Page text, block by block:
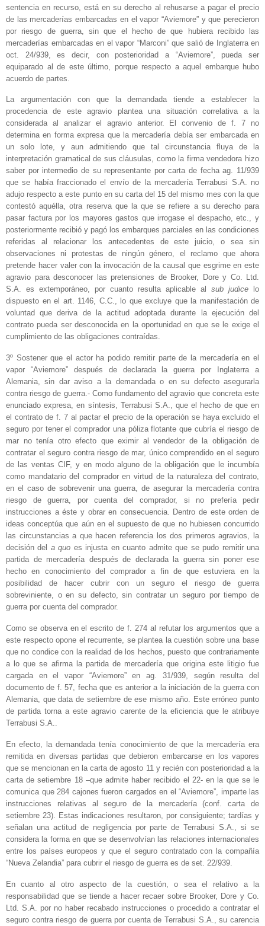
sentencia en recurso, está en su derecho al rehusarse a pagar el precio
de las mercaderías embarcadas en el vapor “Aviemore” y que perecieron
por riesgo de guerra, sin que el hecho de que hubiera recibido las
mercaderías embarcadas en el vapor “Marconi” que salió de Inglaterra en
oct. 24/939, es decir, con posterioridad a “Aviemore”, pueda ser
equiparado al de este último, porque respecto a aquel embarque hubo
acuerdo de partes.
La argumentación con que la demandada tiende a establecer la
procedencia de este agravio plantea una situación correlativa a la
considerada al analizar el agravio anterior. El convenio de f. 7 no
determina en forma expresa que la mercadería debía ser embarcada en
un solo lote, y aun admitiendo que tal circunstancia fluya de la
interpretación gramatical de sus cláusulas, como la firma vendedora hizo
saber por intermedio de su representante por carta de fecha ag. 11/939
que se había fraccionado el envío de la mercadería Terrabusi S.A. no
adujo respecto a este punto en su carta del 15 del mismo mes con la que
contestó aquélla, otra reserva que la que se refiere a su derecho para
pasar factura por los mayores gastos que irrogase el despacho, etc., y
posteriormente recibió y pagó los embarques parciales en las condiciones
referidas al relacionar los antecedentes de este juicio, o sea sin
observaciones ni protestas de ningún género, el reclamo que ahora
pretende hacer valer con la invocación de la causal que esgrime en este
agravio para desconocer las pretensiones de Brooker, Dore y Co. Ltd.
S.A. es extemporáneo, por cuanto resulta aplicable al sub judice lo
dispuesto en el art. 1146, C.C., lo que excluye que la manifestación de
voluntad que deriva de la actitud adoptada durante la ejecución del
contrato pueda ser desconocida en la oportunidad en que se le exige el
cumplimiento de las obligaciones contraídas.
3º Sostener que el actor ha podido remitir parte de la mercadería en el
vapor “Aviemore” después de declarada la guerra por Inglaterra a
Alemania, sin dar aviso a la demandada o en su defecto asegurarla
contra riesgo de guerra.- Como fundamento del agravio que concreta este
enunciado expresa, en síntesis, Terrabusi S.A., que el hecho de que en
el contrato de f. 7 al pactar el precio de la operación se haya excluido el
seguro por tener el comprador una póliza flotante que cubría el riesgo de
mar no tenía otro efecto que eximir al vendedor de la obligación de
contratar el seguro contra riesgo de mar, único comprendido en el seguro
de las ventas CIF, y en modo alguno de la obligación que le incumbía
como mandatario del comprador en virtud de la naturaleza del contrato,
en el caso de sobrevenir una guerra, de asegurar la mercadería contra
riesgo de guerra, por cuenta del comprador, si no prefería pedir
instrucciones a éste y obrar en consecuencia. Dentro de este orden de
ideas conceptúa que aún en el supuesto de que no hubiesen concurrido
las circunstancias a que hacen referencia los dos primeros agravios, la
decisión del a quo es injusta en cuanto admite que se pudo remitir una
partida de mercadería después de declarada la guerra sin poner ese
hecho en conocimiento del comprador a fin de que estuviera en la
posibilidad de hacer cubrir con un seguro el riesgo de guerra
sobreviniente, o en su defecto, sin contratar un seguro por tiempo de
guerra por cuenta del comprador.
Como se observa en el escrito de f. 274 al refutar los argumentos que a
este respecto opone el recurrente, se plantea la cuestión sobre una base
que no condice con la realidad de los hechos, puesto que contrariamente
a lo que se afirma la partida de mercadería que origina este litigio fue
cargada en el vapor “Aviemore” en ag. 31/939, según resulta del
documento de f. 57, fecha que es anterior a la iniciación de la guerra con
Alemania, que data de setiembre de ese mismo año. Este erróneo punto
de partida torna a este agravio carente de la eficiencia que le atribuye
Terrabusi S.A..
En efecto, la demandada tenía conocimiento de que la mercadería era
remitida en diversas partidas que debieron embarcarse en los vapores
que se mencionan en la carta de agosto 11 y recién con posterioridad a la
carta de setiembre 18 –que admite haber recibido el 22- en la que se le
comunica que 284 cajones fueron cargados en el “Aviemore”, imparte las
instrucciones relativas al seguro de la mercadería (conf. carta de
setiembre 23). Estas indicaciones resultaron, por consiguiente; tardías y
señalan una actitud de negligencia por parte de Terrabusi S.A., si se
considera la forma en que se desenvolvían las relaciones internacionales
entre los países europeos y que el seguro contratado con la compañía
“Nueva Zelandia” para cubrir el riesgo de guerra es de set. 22/939.
En cuanto al otro aspecto de la cuestión, o sea el relativo a la
responsabilidad que se tiende a hacer recaer sobre Brooker, Dore y Co.
Ltd. S.A. por no haber recabado instrucciones o procedido a contratar el
seguro contra riesgo de guerra por cuenta de Terrabusi S.A., su carencia